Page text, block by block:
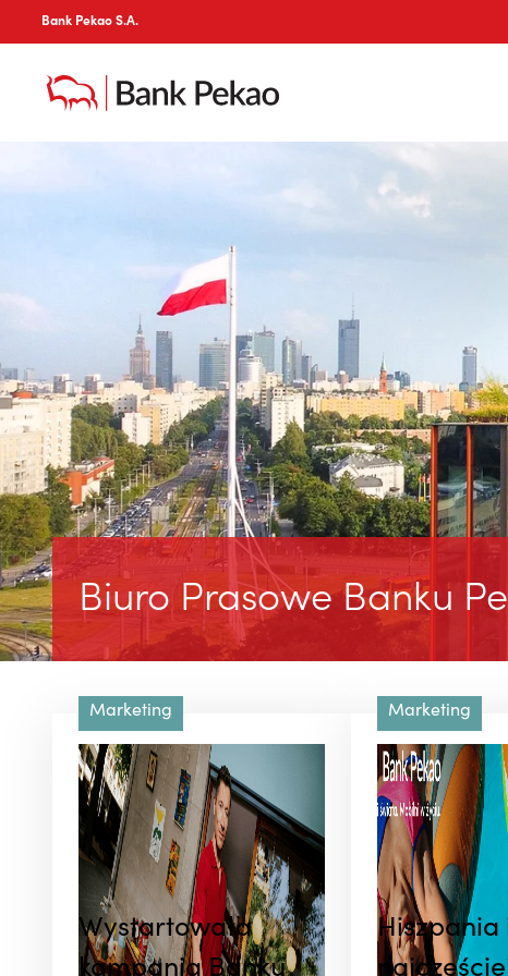
Bank Pekao S.A.
Biuro Prasowe Banku
Marketing
Wystartowała
kampania Banku
Marketing
Hiszpania